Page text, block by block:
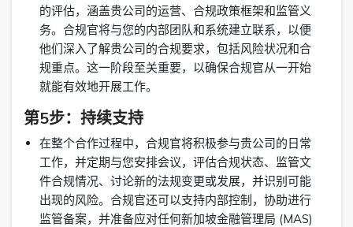
的评估，涵盖贵公司的运营、合规政策框架和监管义
务。合规官将与您的内部团队和系统建立联系，以便
他们深入了解贵公司的合规要求，包括风险状况和合
规重点。这一阶段至关重要，以确保合规官从一开始
就能有效地开展工作。
第5步：持续支持
在整个合作过程中，合规官将积极参与贵公司的日常
工作，并定期与您安排会议，评估合规状态、监管文
件合规情况、讨论新的法规变更或发展，并识别可能
出现的风险。合规官还可以支持内部控制，协助进行
监管备案，并准备应对任何新加坡金融管理局 (MAS)